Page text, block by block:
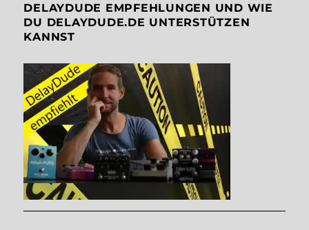
DELAYDUDE EMPFEHLUNGEN UND WIE
DU DELAYDUDE.DE UNTERSTÜTZEN
KANNST